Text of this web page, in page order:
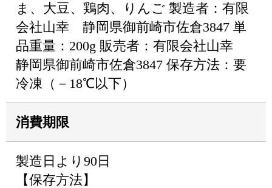
ま、大豆、鶏肉、りんご 製造者：有限
会社山幸 静岡県御前崎市佐倉3847 単
品重量：200g 販売者：有限会社山幸
静岡県御前崎市佐倉3847 保存方法：要
冷凍（－18℃以下）
消費期限
製造日より90日
【保存方法】